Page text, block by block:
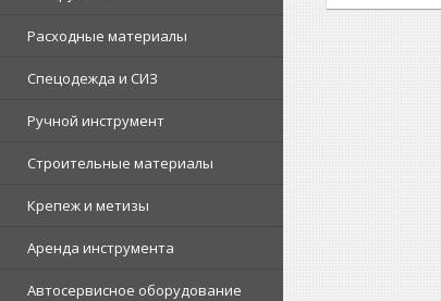
Расходные материалы
Спецодежда и СИЗ
Ручной инструмент
Строительные материалы
Крепеж и метизы
Аренда инструмента
Автосервисное оборудование